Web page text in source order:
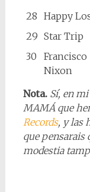
28 Happy
29 Star Trip
30
Francisco
Nixon
Nota.Sí, en mi
MAMÁ que
Records, y las
que pensarais
modestia